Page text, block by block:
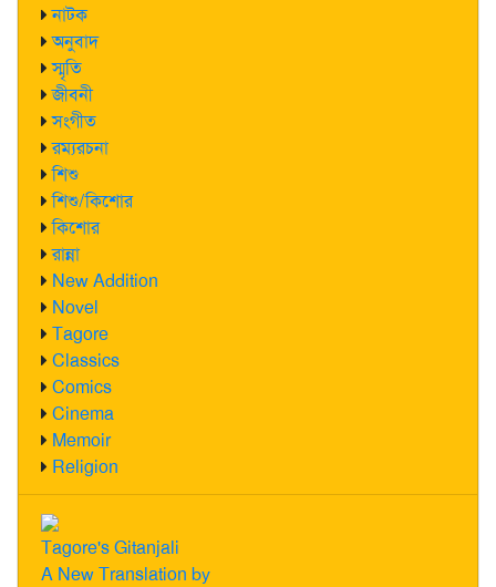
নাটক
অনুবাদ
স্মৃতি
জীবনী
সংগীত
রম্যরচনা
শিশু
শিশু/কিশোর
কিশোর
রান্না
New Addition
Novel
Tagore
Classics
Comics
Cinema
Memoir
Religion
Tagore's Gitanjali
A New Translation by